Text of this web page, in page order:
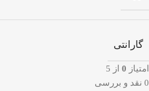
گارانتی
امتیاز 0 از 5
0 نقد و بررسی